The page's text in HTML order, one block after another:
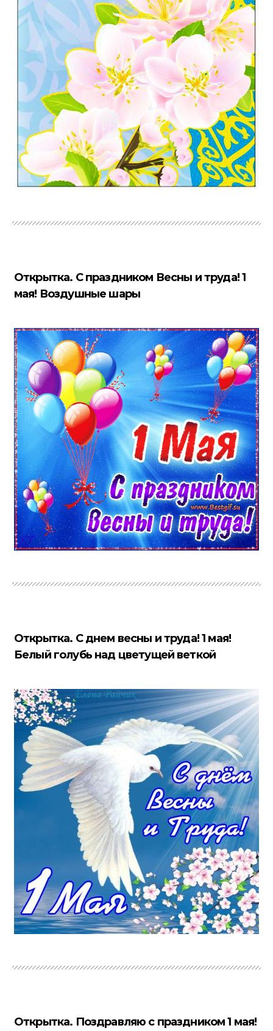
Открытка. С праздником Весны и труда! 1
мая! Воздушные шары
Открытка. С днем весны и труда! 1 мая!
Белый голубь над цветущей веткой
Открытка. Поздравляю с праздником 1 мая!